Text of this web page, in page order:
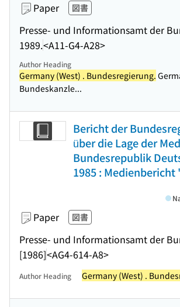
Paper 図書
Presse- und Informationsamt der
1989.<A11-G4-A28>
Author Heading
Germany (West) . Bundesregierung.
Bundeskanzle...
Bericht der
über die Lage der
Bundesrepublik
1985 : Medienbericht
Paper 図書
Presse- und Informationsamt der
[1986]<AG4-614-A8>
Author Heading Germany (West) .